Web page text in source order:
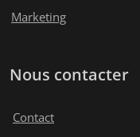
Marketing
Nous contacter
Contact